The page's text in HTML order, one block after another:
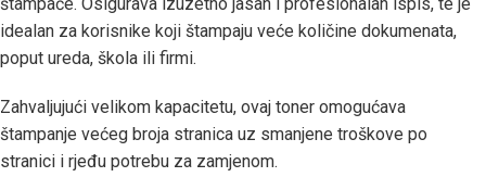
idealan za korisnike koji štampaju veće količine dokumenata,
poput ureda, škola ili firmi.
Zahvaljujući velikom kapacitetu, ovaj toner omogućava
štampanje većeg broja stranica uz smanjene troškove po
stranici i rjeđu potrebu za zamjenom.